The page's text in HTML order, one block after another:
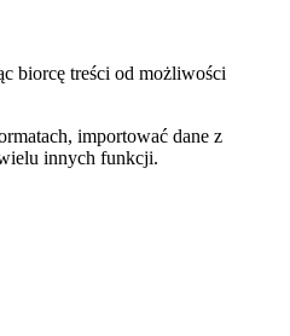
biorcę treści od możliwości
importować dane z
innych funkcji.